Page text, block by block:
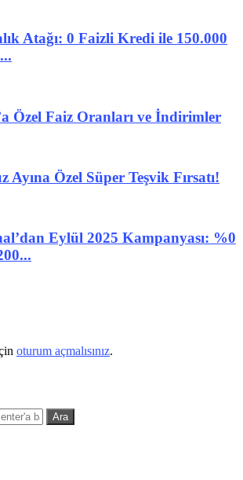
Atağı: 0 Faizli Kredi ile 150.000
Özel Faiz Oranları ve İndirimler
Ayına Özel Süper Teşvik Fırsatı!
Eylül 2025 Kampanyası: %0
oturum açmalısınız.